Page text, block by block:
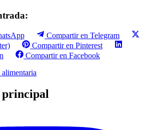
Compartir en Telegram
Compartir en Pinterest
Compartir en Facebook
alimentaria